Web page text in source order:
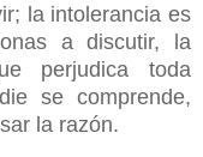
la intolerancia es
a discutir, la
perjudica toda
se comprende,
la razón.